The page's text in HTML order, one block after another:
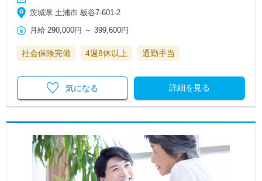
茨城県 土浦市 板谷7-601-2
月給 290,000円 ～399,600円
社会保険完備 4週8休以上 通勤手当
詳細を見る
気になる